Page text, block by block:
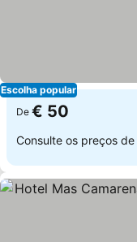
Escolha popular
De € 50
Consulte os preços de